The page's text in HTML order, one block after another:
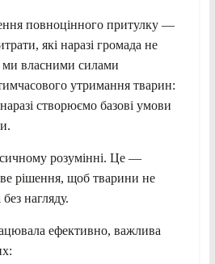
повноцінного притулку —
які наразі громада не
ми власними силами
утримання тварин:
створюємо базові умови
розумінні. Це —
рішення, щоб тварини не
нагляду.
ефективно, важлива